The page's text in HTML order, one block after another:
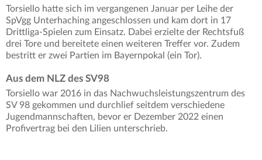
Torsiello hatte sich im vergangenen Januar per Leihe der
SpVgg Unterhaching angeschlossen und kam dort in 17
Drittliga-Spielen zum Einsatz. Dabei erzielte der Rechtsfuß
drei Tore und bereitete einen weiteren Treffer vor. Zudem
bestritt er zwei Partien im Bayernpokal (ein Tor).
Aus dem NLZ des SV98
Torsiello war 2016 in das Nachwuchsleistungszentrum des
SV 98 gekommen und durchlief seitdem verschiedene
Jugendmannschaften, bevor er Dezember 2022 einen
Profivertrag bei den Lilien unterschrieb.